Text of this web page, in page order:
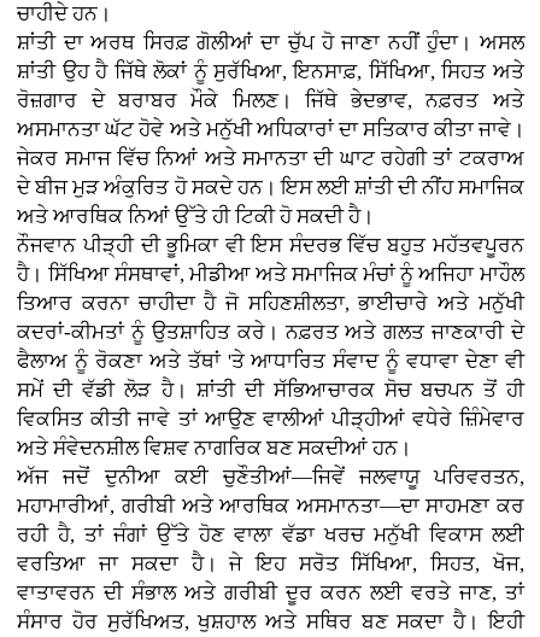
ਚਾਹੀਦੇ ਹਨ।
ਸ਼ਾਂਤੀ ਦਾ ਅਰਥ ਸਿਰਫ਼ ਗੋਲੀਆਂ ਦਾ ਚੁੱਪ ਹੋ ਜਾਣਾ ਨਹੀਂ ਹੁੰਦਾ। ਅਸਲ
ਸ਼ਾਂਤੀ ਉਹ ਹੈ ਜਿੱਥੇ ਲੋਕਾਂ ਨੂੰ ਸੁਰੱਖਿਆ, ਇਨਸਾਫ਼, ਸਿੱਖਿਆ, ਸਿਹਤ ਅਤੇ
ਰੋਜ਼ਗਾਰ ਦੇ ਬਰਾਬਰ ਮੌਕੇ ਮਿਲਣ। ਜਿੱਥੇ ਭੇਦਭਾਵ, ਨਫ਼ਰਤ ਅਤੇ
ਅਸਮਾਨਤਾ ਘੱਟ ਹੋਵੇ ਅਤੇ ਮਨੁੱਖੀ ਅਧਿਕਾਰਾਂ ਦਾ ਸਤਿਕਾਰ ਕੀਤਾ ਜਾਵੇ।
ਜੇਕਰ ਸਮਾਜ ਵਿੱਚ ਨਿਆਂ ਅਤੇ ਸਮਾਨਤਾ ਦੀ ਘਾਟ ਰਹੇਗੀ ਤਾਂ ਟਕਰਾਅ
ਦੇ ਬੀਜ ਮੁੜ ਅੰਕੁਰਿਤ ਹੋ ਸਕਦੇ ਹਨ। ਇਸ ਲਈ ਸ਼ਾਂਤੀ ਦੀ ਨੀਂਹ ਸਮਾਜਿਕ
ਅਤੇ ਆਰਥਿਕ ਨਿਆਂ ਉੱਤੇ ਹੀ ਟਿਕੀ ਹੋ ਸਕਦੀ ਹੈ।
ਨੌਜਵਾਨ ਪੀੜ੍ਹੀ ਦੀ ਭੂਮਿਕਾ ਵੀ ਇਸ ਸੰਦਰਭ ਵਿੱਚ ਬਹੁਤ ਮਹੱਤਵਪੂਰਨ
ਹੈ। ਸਿੱਖਿਆ ਸੰਸਥਾਵਾਂ, ਮੀਡੀਆ ਅਤੇ ਸਮਾਜਿਕ ਮੰਚਾਂ ਨੂੰ ਅਜਿਹਾ ਮਾਹੌਲ
ਤਿਆਰ ਕਰਨਾ ਚਾਹੀਦਾ ਹੈ ਜੋ ਸਹਿਣਸ਼ੀਲਤਾ, ਭਾਈਚਾਰੇ ਅਤੇ ਮਨੁੱਖੀ
ਕਦਰਾਂ-ਕੀਮਤਾਂ ਨੂੰ ਉਤਸ਼ਾਹਿਤ ਕਰੇ। ਨਫ਼ਰਤ ਅਤੇ ਗਲਤ ਜਾਣਕਾਰੀ ਦੇ
ਫੈਲਾਅ ਨੂੰ ਰੋਕਣਾ ਅਤੇ ਤੱਥਾਂ 'ਤੇ ਆਧਾਰਿਤ ਸੰਵਾਦ ਨੂੰ ਵਧਾਵਾ ਦੇਣਾ ਵੀ
ਸਮੇਂ ਦੀ ਵੱਡੀ ਲੋੜ ਹੈ। ਸ਼ਾਂਤੀ ਦੀ ਸੱਭਿਆਚਾਰਕ ਸੋਚ ਬਚਪਨ ਤੋਂ ਹੀ
ਵਿਕਸਿਤ ਕੀਤੀ ਜਾਵੇ ਤਾਂ ਆਉਣ ਵਾਲੀਆਂ ਪੀੜ੍ਹੀਆਂ ਵਧੇਰੇ ਜ਼ਿੰਮੇਵਾਰ
ਅਤੇ ਸੰਵੇਦਨਸ਼ੀਲ ਵਿਸ਼ਵ ਨਾਗਰਿਕ ਬਣ ਸਕਦੀਆਂ ਹਨ।
ਅੱਜ ਜਦੋਂ ਦੁਨੀਆ ਕਈ ਚੁਣੌਤੀਆਂ—ਜਿਵੇਂ ਜਲਵਾਯੂ ਪਰਿਵਰਤਨ,
ਮਹਾਮਾਰੀਆਂ, ਗਰੀਬੀ ਅਤੇ ਆਰਥਿਕ ਅਸਮਾਨਤਾ—ਦਾ ਸਾਹਮਣਾ ਕਰ
ਰਹੀ ਹੈ, ਤਾਂ ਜੰਗਾਂ ਉੱਤੇ ਹੋਣ ਵਾਲਾ ਵੱਡਾ ਖਰਚ ਮਨੁੱਖੀ ਵਿਕਾਸ ਲਈ
ਵਰਤਿਆ ਜਾ ਸਕਦਾ ਹੈ। ਜੇ ਇਹ ਸਰੋਤ ਸਿੱਖਿਆ, ਸਿਹਤ, ਖੋਜ,
ਵਾਤਾਵਰਨ ਦੀ ਸੰਭਾਲ ਅਤੇ ਗਰੀਬੀ ਦੂਰ ਕਰਨ ਲਈ ਵਰਤੇ ਜਾਣ, ਤਾਂ
ਸੰਸਾਰ ਹੋਰ ਸੁਰੱਖਿਅਤ, ਖੁਸ਼ਹਾਲ ਅਤੇ ਸਥਿਰ ਬਣ ਸਕਦਾ ਹੈ। ਇਹੀ